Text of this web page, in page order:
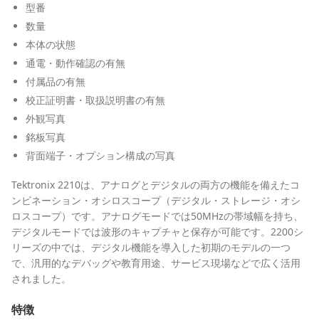
型番
数量
本体の状態
通電・動作確認の有無
付属品の有無
校正証明書・取扱説明書の有無
外観写真
銘板写真
背面端子・オプション構成の写真
Tektronix 2210は、アナログとデジタルの両方の機能を備えたコ
ンビネーション・オシロスコープ（デジタル・ストレージ・オシ
ロスコープ）です。アナログモードでは50MHzの帯域幅を持ち、
デジタルモードでは波形のキャプチャと保存が可能です。2200シ
リーズの中では、デジタル機能を導入した初期のモデルの一つ
で、汎用的なデバッグや教育用途、サービス現場などで広く活用
されました。
特徴